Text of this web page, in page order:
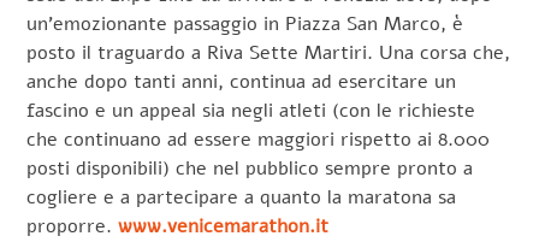
un’emozionante passaggio in Piazza San Marco, è
posto il traguardo a Riva Sette Martiri. Una corsa che,
anche dopo tanti anni, continua ad esercitare un
fascino e un appeal sia negli atleti (con le richieste
che continuano ad essere maggiori rispetto ai 8.000
posti disponibili) che nel pubblico sempre pronto a
cogliere e a partecipare a quanto la maratona sa
proporre. www.venicemarathon.it